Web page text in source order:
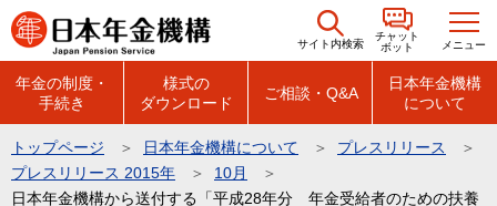
こ
の
の
先
サイト内検索
チャット
ボット
メニュー
年金の制度・
手続き
様式の
ダウンロード
ご相談・Q&A
日本年金機構
について
トップページ 日本年金機構について
プレスリリース
プレスリリース 2015年
10月
日本年金機構から送付する「平成28年分 年金受給者のための扶養